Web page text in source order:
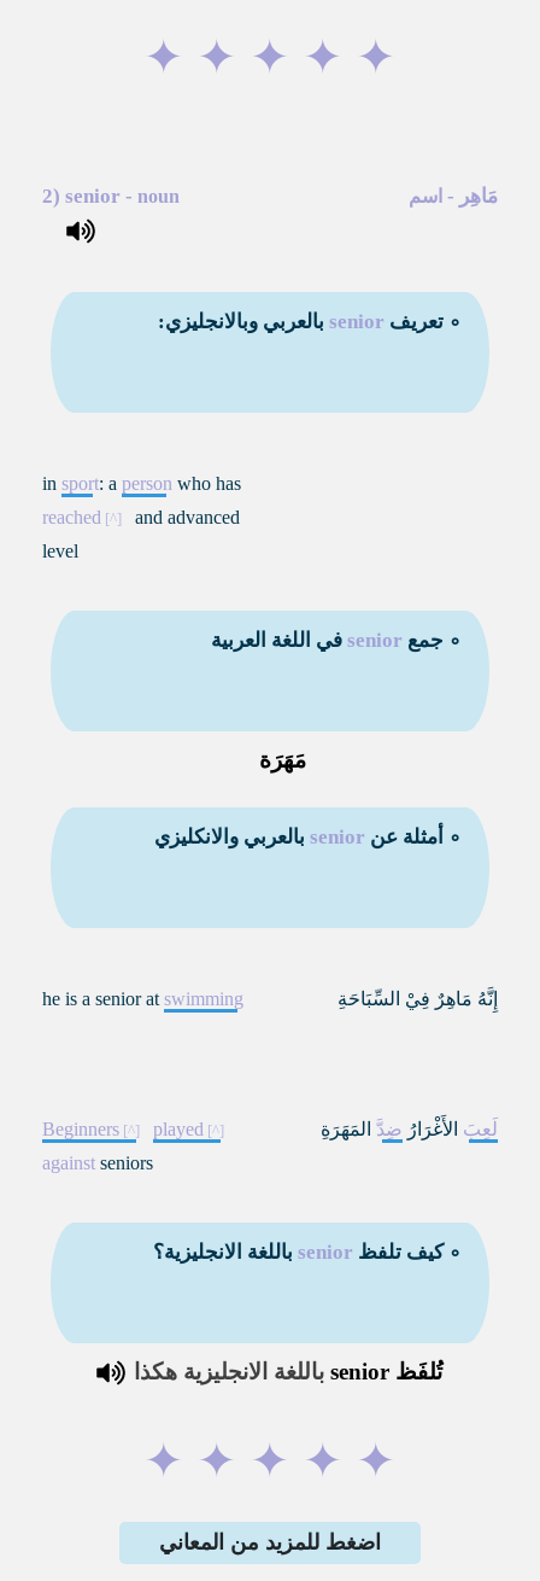
✦
✦
✦
✦
✦
مَاهِر - اسم 2) senior - noun
∘ تعريف senior بالعربي وبالانجليزي:
in sport: a person who has
reached
and advanced
level
∘ جمع senior في اللغة العربية
مَهَرَة
∘ أمثلة عن senior بالعربي والانكليزي
إِنَّهُ مَاهِرٌ فِيْ السِّبَاحَةِ he is a senior at swimming
لَعِبَ الأَغْرَارُ ضِدَّ المَهَرَةِ Beginners
played
against seniors
∘ كيف تلفظ senior باللغة الانجليزية؟
تُلفَظsenior باللغة الانجليزية هكذا
✦
✦
✦
✦
✦
اضغط للمزيد من المعاني